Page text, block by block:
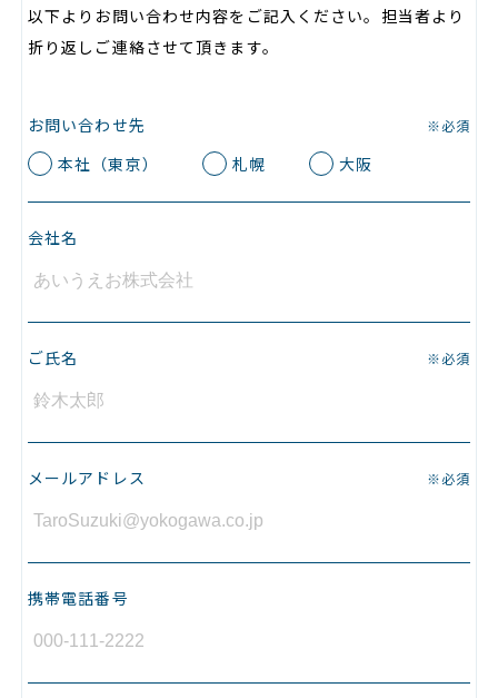
以下よりお問い合わせ内容をご記入ください。担当者より
折り返しご連絡させて頂きます。
お問い合わせ先 ※必須
本社（東京） 札幌 大阪
会社名
ご氏名 ※必須
メールアドレス ※必須
携帯電話番号